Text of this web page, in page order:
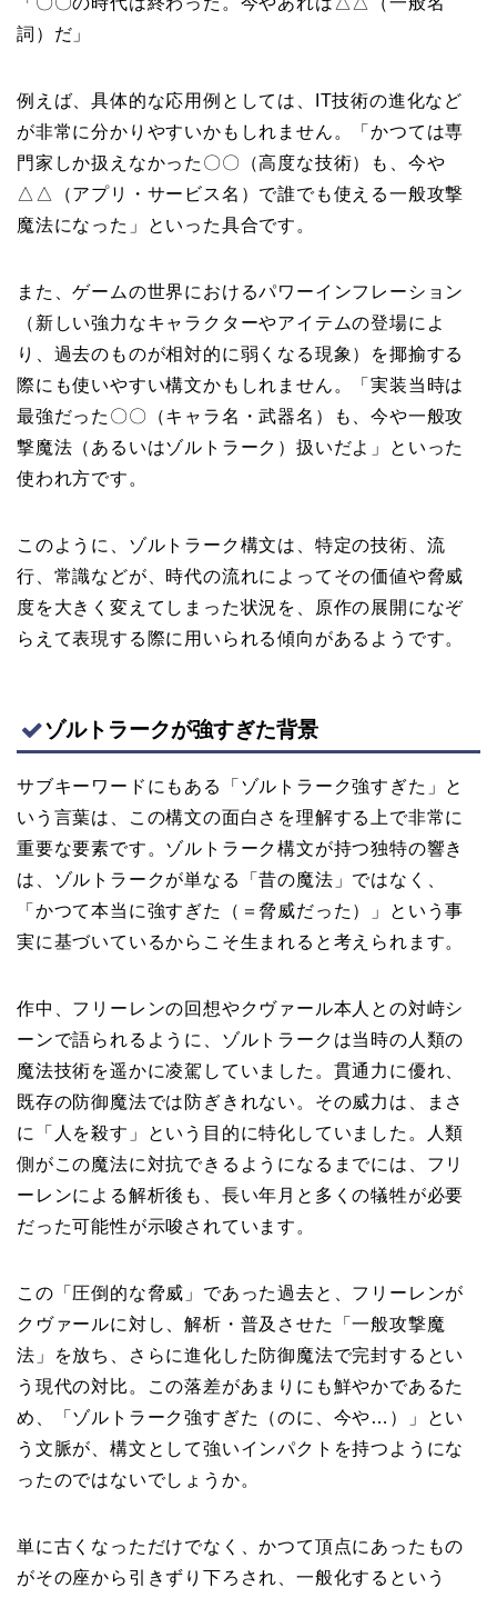
詞）だ」
例えば、具体的な応用例としては、IT技術の進化など
が非常に分かりやすいかもしれません。「かつては専
門家しか扱えなかった〇〇（高度な技術）も、今や
△△（アプリ・サービス名）で誰でも使える一般攻撃
魔法になった」といった具合です。
また、ゲームの世界におけるパワーインフレーション
（新しい強力なキャラクターやアイテムの登場によ
り、過去のものが相対的に弱くなる現象）を揶揄する
際にも使いやすい構文かもしれません。「実装当時は
最強だった〇〇（キャラ名・武器名）も、今や一般攻
撃魔法（あるいはゾルトラーク）扱いだよ」といった
使われ方です。
このように、ゾルトラーク構文は、特定の技術、流
行、常識などが、時代の流れによってその価値や脅威
度を大きく変えてしまった状況を、原作の展開になぞ
らえて表現する際に用いられる傾向があるようです。
ゾルトラークが強すぎた背景
サブキーワードにもある「ゾルトラーク強すぎた」と
いう言葉は、この構文の面白さを理解する上で非常に
重要な要素です。ゾルトラーク構文が持つ独特の響き
は、ゾルトラークが単なる「昔の魔法」ではなく、
「かつて本当に強すぎた（＝脅威だった）」という事
実に基づいているからこそ生まれると考えられます。
作中、フリーレンの回想やクヴァール本人との対峙シ
ーンで語られるように、ゾルトラークは当時の人類の
魔法技術を遥かに凌駕していました。貫通力に優れ、
既存の防御魔法では防ぎきれない。その威力は、まさ
に「人を殺す」という目的に特化していました。人類
側がこの魔法に対抗できるようになるまでには、フリ
ーレンによる解析後も、長い年月と多くの犠牲が必要
だった可能性が示唆されています。
この「圧倒的な脅威」であった過去と、フリーレンが
クヴァールに対し、解析・普及させた「一般攻撃魔
法」を放ち、さらに進化した防御魔法で完封するとい
う現代の対比。この落差があまりにも鮮やかであるた
め、「ゾルトラーク強すぎた（のに、今や…）」とい
う文脈が、構文として強いインパクトを持つようにな
ったのではないでしょうか。
単に古くなっただけでなく、かつて頂点にあったもの
がその座から引きずり下ろされ、一般化するという